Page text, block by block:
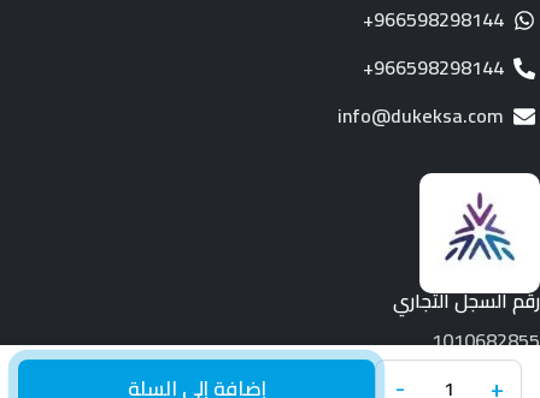
966598298144+
966598298144+
info@dukeksa.com
رقم السجل التجاري
1010682855
جميع الحقوق محفوظة لـ © 2026.
Duke +
- إضافة إلى السلة